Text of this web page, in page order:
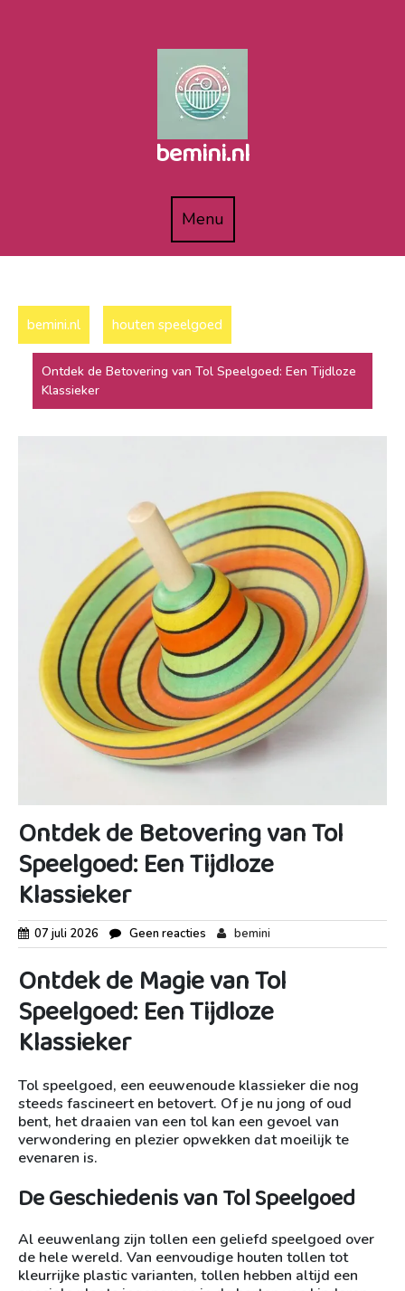
bemini.nl
MenuMenu
bemini.nl houten speelgoed
Ontdek de Betovering van Tol Speelgoed: Een Tijdloze
Klassieker
Ontdek de Betovering van Tol
Speelgoed: Een Tijdloze
Klassieker
07 juli 2026 Geen reacties bemini
Ontdek de Magie van Tol
Speelgoed: Een Tijdloze
Klassieker
Tol speelgoed, een eeuwenoude klassieker die nog
steeds fascineert en betovert. Of je nu jong of oud
bent, het draaien van een tol kan een gevoel van
verwondering en plezier opwekken dat moeilijk te
evenaren is.
De Geschiedenis van Tol Speelgoed
Al eeuwenlang zijn tollen een geliefd speelgoed over
de hele wereld. Van eenvoudige houten tollen tot
kleurrijke plastic varianten, tollen hebben altijd een